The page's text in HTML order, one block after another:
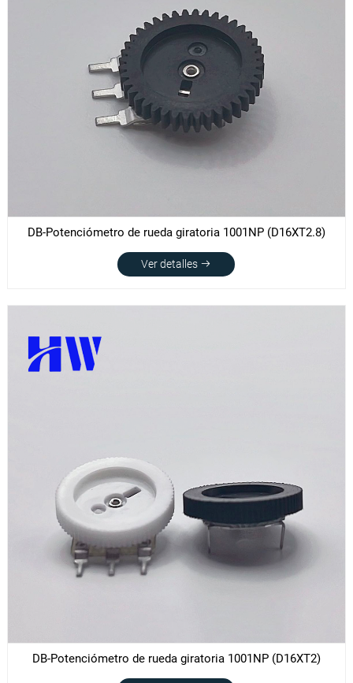
DB-Potenciómetro de rueda giratoria 1001NP (D16XT2.8)
Ver detalles
DB-Potenciómetro de rueda giratoria 1001NP (D16XT2)